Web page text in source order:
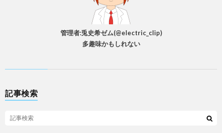
管理者:兎史希ゼム(@electric_clip)
多趣味かもしれない
記事検索